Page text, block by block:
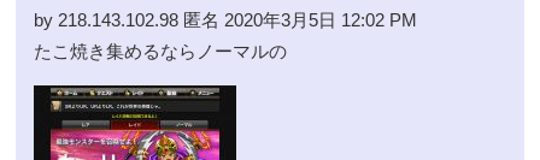
by 218.143.102.98 匿名 2020年3月5日 12:02 PM
たこ焼き集めるならノーマルの